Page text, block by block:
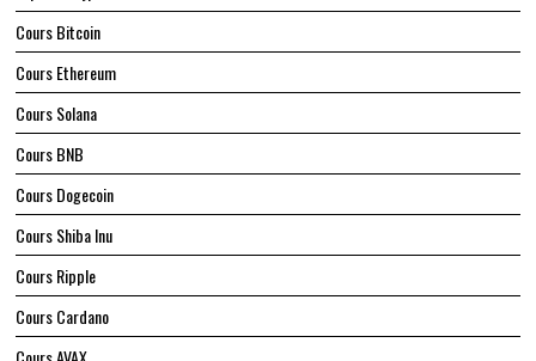
Cours Bitcoin
Cours Ethereum
Cours Solana
Cours BNB
Cours Dogecoin
Cours Shiba Inu
Cours Ripple
Cours Cardano